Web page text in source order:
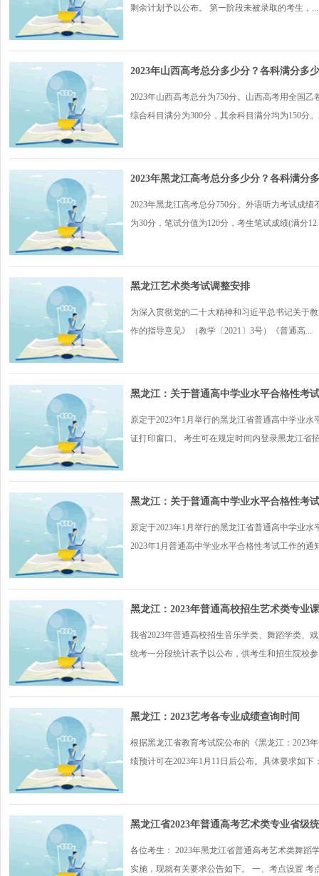
剩余计划予以公布。 第一阶段未被录取的考生，...
2023年山西高考总分多少分？各科满分多
2023年山西高考总分为750分。山西高考用全国
综合科目满分为300分，其余科目满分均为150分。
2023年黑龙江高考总分多少分？各科满分
2023年黑龙江高考总分750分。外语听力考试成
为30分，笔试分值为120分，考生笔试成绩(满分
黑龙江艺术类考试调整安排
为深入贯彻党的二十大精神和习近平总书记关于
作的指导意见》（教学〔2021〕3号）《普通高...
黑龙江：关于普通高中学业水平合格性考
原定于2023年1月举行的黑龙江省普通高中学业水
证打印窗口。 考生可在规定时间内登录黑龙江省
黑龙江：关于普通高中学业水平合格性考
原定于2023年1月举行的黑龙江省普通高中学业
2023年1月普通高中学业水平合格性考试工作的通
黑龙江：2023年普通高校招生艺术类专业
我省2023年普通高校招生音乐学类、舞蹈学类、
统考一分段统计表予以公布，供考生和招生院校
黑龙江：2023艺考各专业成绩查询时间
根据黑龙江省教育考试院公布的《黑龙江：2023
绩预计可在2023年1月11日后公布。具体要求如下
黑龙江省2023年普通高考艺术类专业省级
各位考生： 2023年黑龙江省普通高考艺术类舞蹈
实施，现就有关要求公告如下。 一、考点设置 考